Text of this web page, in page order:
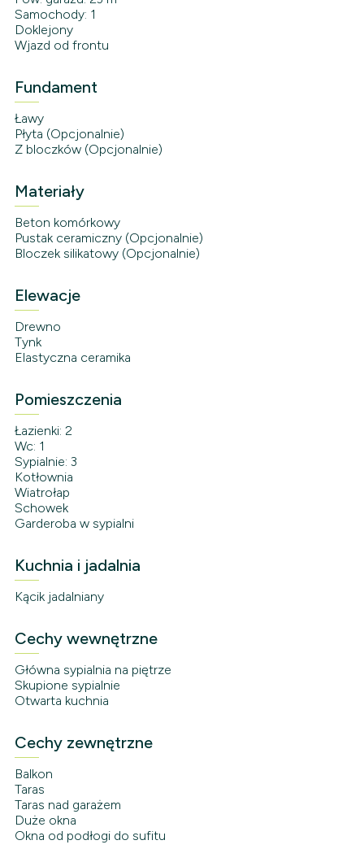
Samochody: 1
Doklejony
Wjazd od frontu
Fundament
Ławy
Płyta (Opcjonalnie)
Z bloczków (Opcjonalnie)
Materiały
Beton komórkowy
Pustak ceramiczny (Opcjonalnie)
Bloczek silikatowy (Opcjonalnie)
Elewacje
Drewno
Tynk
Elastyczna ceramika
Pomieszczenia
Łazienki: 2
Wc: 1
Sypialnie: 3
Kotłownia
Wiatrołap
Schowek
Garderoba w sypialni
Kuchnia i jadalnia
Kącik jadalniany
Cechy wewnętrzne
Główna sypialnia na piętrze
Skupione sypialnie
Otwarta kuchnia
Cechy zewnętrzne
Balkon
Taras
Taras nad garażem
Duże okna
Okna od podłogi do sufitu